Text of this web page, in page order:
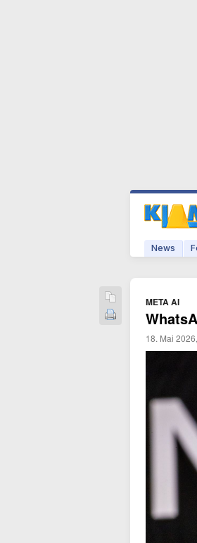
News
META AI
18. Mai